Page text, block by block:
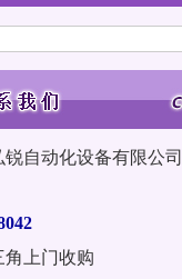
自动化设备有限公司
角上门收购